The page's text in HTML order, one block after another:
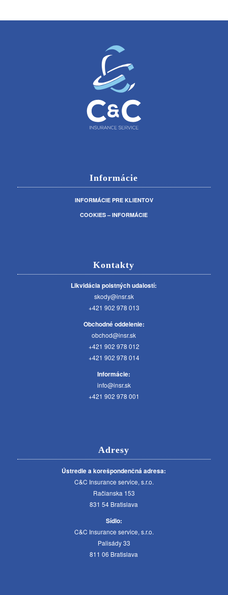
Informácie
INFORMÁCIE PRE KLIENTOV
COOKIES – INFORMÁCIE
Kontakty
Likvidácia poistných udalostí:
skody@insr.sk
+421 902 978 013
Obchodné oddelenie:
obchod@insr.sk
+421 902 978 012
+421 902 978 014
Informácie:
info@insr.sk
+421 902 978 001
Adresy
Ústredie a korešpondenčná adresa:
C&C Insurance service, s.r.o.
Račianska 153
831 54 Bratislava
Sídlo:
C&C Insurance service, s.r.o.
Palisády 33
811 06 Bratislava